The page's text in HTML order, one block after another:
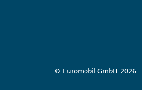
© Euromobil GmbH 2026